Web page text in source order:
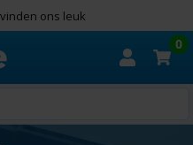
ons leuk
0